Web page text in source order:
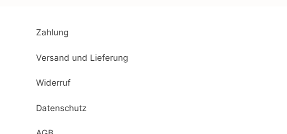
Zahlung
Versand und Lieferung
Widerruf
Datenschutz